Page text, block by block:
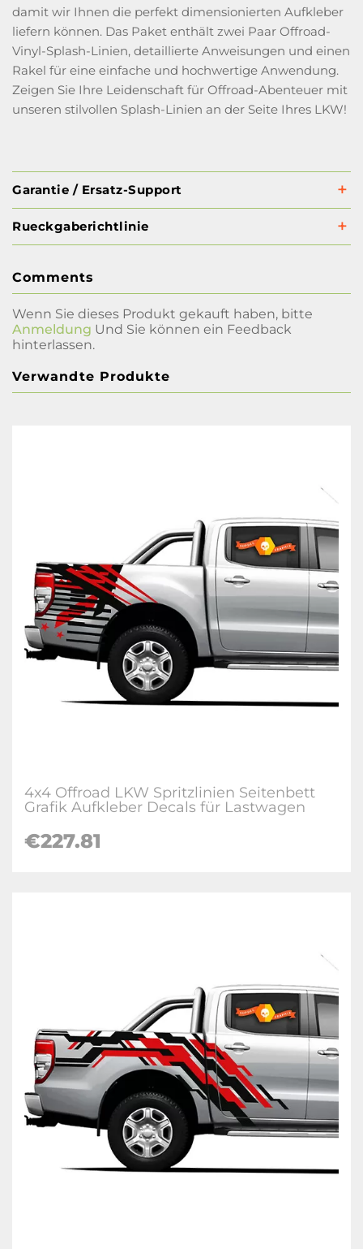
damit wir Ihnen die perfekt dimensionierten Aufkleber
liefern können. Das Paket enthält zwei Paar Offroad-
Vinyl-Splash-Linien, detaillierte Anweisungen und einen
Rakel für eine einfache und hochwertige Anwendung.
Zeigen Sie Ihre Leidenschaft für Offroad-Abenteuer mit
unseren stilvollen Splash-Linien an der Seite Ihres LKW!
Garantie / Ersatz-Support
Rueckgaberichtlinie
Comments
Wenn Sie dieses Produkt gekauft haben, bitte
Anmeldung Und Sie können ein Feedback
hinterlassen.
Verwandte Produkte
4x4 Offroad LKW Spritzlinien Seitenbett
Grafik Aufkleber Decals für Lastwagen
€227.81